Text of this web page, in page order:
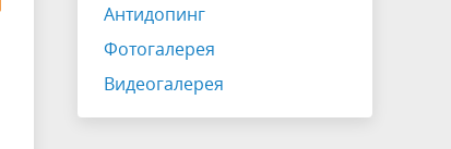
Антидопинг
Фотогалерея
Видеогалерея